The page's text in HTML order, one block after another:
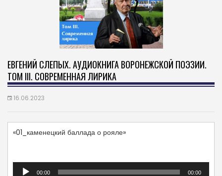
ЕВГЕНИЙ СЛЕПЫХ. АУДИОКНИГА ВОРОНЕЖСКОЙ ПОЭЗИИ.
ТОМ III. СОВРЕМЕННАЯ ЛИРИКА
16.06.2023
«01_каменецкий баллада о рояле»
Аудиоплеер
00:00 00:00